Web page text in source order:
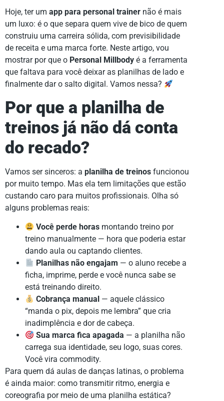
Hoje, ter um app para personal trainer não é mais
um luxo: é o que separa quem vive de bico de quem
construiu uma carreira sólida, com previsibilidade
de receita e uma marca forte. Neste artigo, vou
mostrar por que o Personal Millbody é a ferramenta
que faltava para você deixar as planilhas de lado e
finalmente dar o salto digital. Vamos nessa?
Por que a planilha de
treinos já não dá conta
do recado?
Vamos ser sinceros: a planilha de treinos funcionou
por muito tempo. Mas ela tem limitações que estão
custando caro para muitos profissionais. Olha só
alguns problemas reais:
Você perde horas montando treino por
treino manualmente — hora que poderia estar
dando aula ou captando clientes.
Planilhas não engajam — o aluno recebe a
ficha, imprime, perde e você nunca sabe se
está treinando direito.
Cobrança manual — aquele clássico
“manda o pix, depois me lembra” que cria
inadimplência e dor de cabeça.
Sua marca fica apagada — a planilha não
carrega sua identidade, seu logo, suas cores.
Você vira commodity.
Para quem dá aulas de danças latinas, o problema
é ainda maior: como transmitir ritmo, energia e
coreografia por meio de uma planilha estática?